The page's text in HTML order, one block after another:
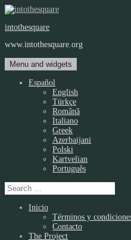
Skip
content
intothesquare
www.intothesquare.org
Menu and widgets
Español
English
Türkçe
Română
Italiano
Greek
Azerbaijani
Polski
Kartvelian
Português
Search
for:
Inicio
Términos y
Contacto
The Project